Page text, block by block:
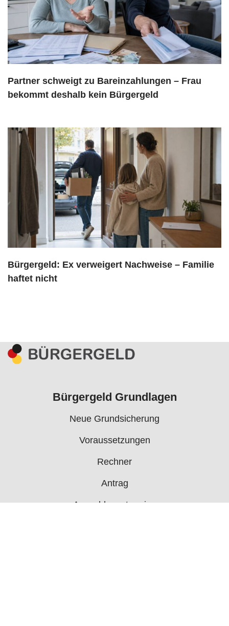
Partner schweigt zu Bareinzahlungen – Frau
bekommt deshalb kein Bürgergeld
Bürgergeld: Ex verweigert Nachweise – Familie
haftet nicht
Bürgergeld Grundlagen
Neue Grundsicherung
Voraussetzungen
Rechner
Antrag
Auszahlungstermine